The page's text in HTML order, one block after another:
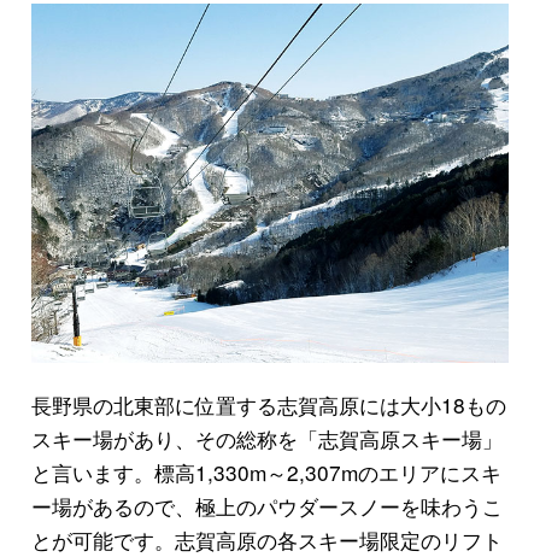
長野県の北東部に位置する志賀高原には大小18もの
スキー場があり、その総称を「志賀高原スキー場」
と言います。標高1,330m～2,307mのエリアにスキ
ー場があるので、極上のパウダースノーを味わうこ
とが可能です。志賀高原の各スキー場限定のリフト